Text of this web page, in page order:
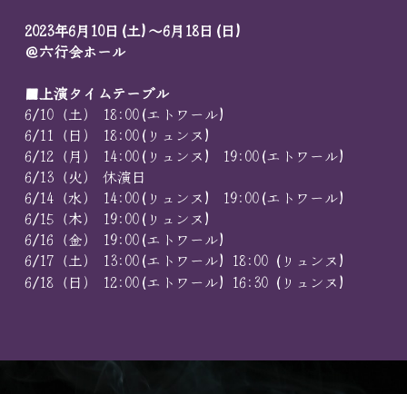
2023年6月10日(土)～6月18日(日)
＠六行会ホール
■上演タイムテーブル
6/10（土） 18:00(エトワール)
6/11（日） 18:00(リュンヌ)
6/12（月） 14:00(リュンヌ)  19:00(エトワール)
6/13（火） 休演日
6/14（水） 14:00(リュンヌ)  19:00(エトワール)
6/15（木） 19:00(リュンヌ)
6/16（金） 19:00(エトワール)
6/17（土） 13:00(エトワール) 18:00 (リュンヌ)
6/18（日） 12:00(エトワール) 16:30 (リュンヌ)